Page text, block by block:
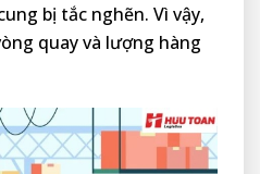
bị tắc nghẽn. Vì vậy,
quay và lượng hàng